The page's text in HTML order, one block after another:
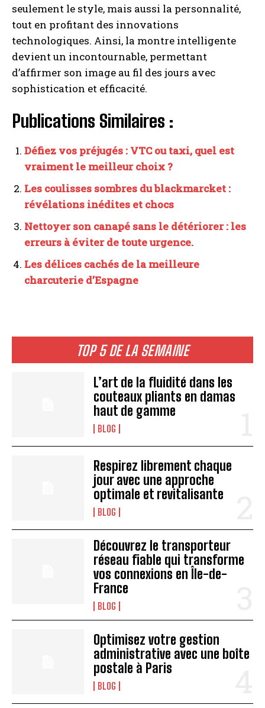
TOP 5 DE LA SEMAINE
L’art de la fluidité dans les
couteaux pliants en damas
haut de gamme
BLOG
Respirez librement chaque
jour avec une approche
optimale et revitalisante
BLOG
Découvrez le transporteur
réseau fiable qui transforme
vos connexions en Île-de-
France
BLOG
Optimisez votre gestion
administrative avec une boîte
postale à Paris
BLOG
seulement le style, mais aussi la personnalité,
tout en profitant des innovations
technologiques. Ainsi, la montre intelligente
devient un incontournable, permettant
d’affirmer son image au fil des jours avec
sophistication et efficacité.
Publications Similaires :
Défiez vos préjugés : VTC ou taxi, quel est
vraiment le meilleur choix ?
Les coulisses sombres du blackmarcket :
révélations inédites et chocs
Nettoyer son canapé sans le détériorer : les
erreurs à éviter de toute urgence.
Les délices cachés de la meilleure
charcuterie d’Espagne